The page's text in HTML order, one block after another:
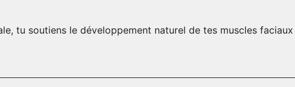
tu soutiens le développement naturel de tes muscles